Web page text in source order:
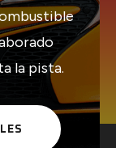
la pista.